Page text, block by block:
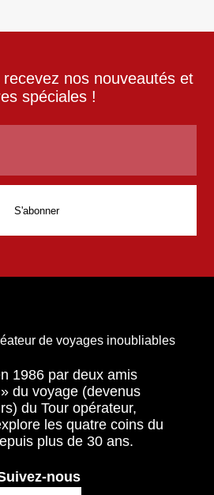
nos nouveautés et
spéciales !
1986 par deux amis
du voyage (devenus
du Tour opérateur,
les quatre coins du
plus de 30 ans.
nous